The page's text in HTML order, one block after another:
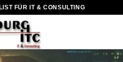
FÜR IT & CONSULTING